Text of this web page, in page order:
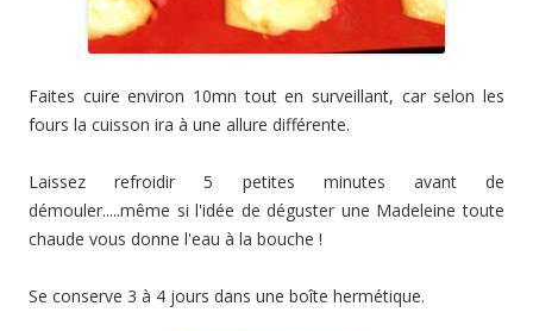
Faites cuire environ 10mn tout en surveillant, car selon les
fours la cuisson ira à une allure différente.
Laissez refroidir 5 petites minutes avant de
démouler.....même si l'idée de déguster une Madeleine toute
chaude vous donne l'eau à la bouche !
Se conserve 3 à 4 jours dans une boîte hermétique.